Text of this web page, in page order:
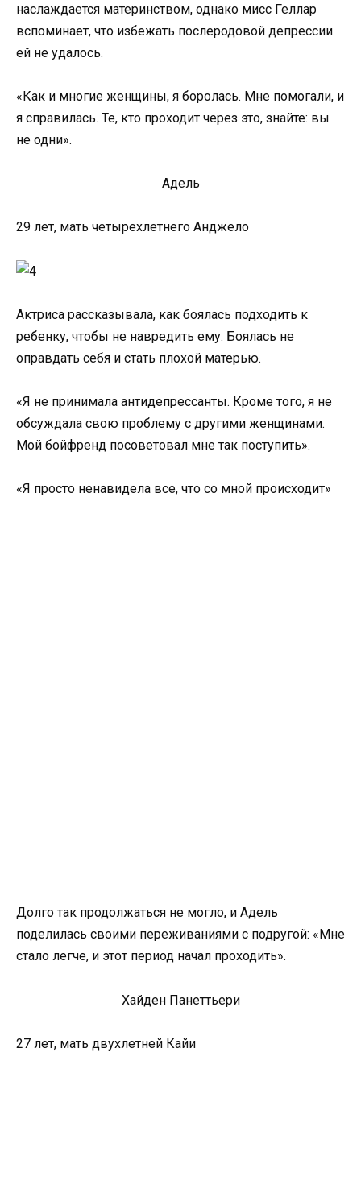
наслаждается материнством, однако мисс Геллар
вспоминает, что избежать послеродовой депрессии
ей не удалось.
«Как и многие женщины, я боролась. Мне помогали, и
я справилась. Те, кто проходит через это, знайте: вы
не одни».
Адель
29 лет, мать четырехлетнего Анджело
Актриса рассказывала, как боялась подходить к
ребенку, чтобы не навредить ему. Боялась не
оправдать себя и стать плохой матерью.
«Я не принимала антидепрессанты. Кроме того, я не
обсуждала свою проблему с другими женщинами.
Мой бойфренд посоветовал мне так поступить».
«Я просто ненавидела все, что со мной происходит»
Долго так продолжаться не могло, и Адель
поделилась своими переживаниями с подругой: «Мне
стало легче, и этот период начал проходить».
Хайден Панеттьери
27 лет, мать двухлетней Кайи